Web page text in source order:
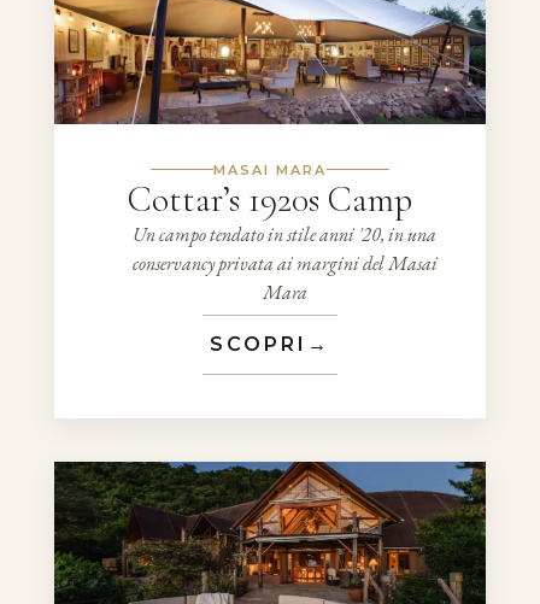
MASAI MARA
Cottar’s 1920s Camp
Un campo tendato in stile anni '20, in una
conservancy privata ai margini del Masai
Mara
SCOPRI →